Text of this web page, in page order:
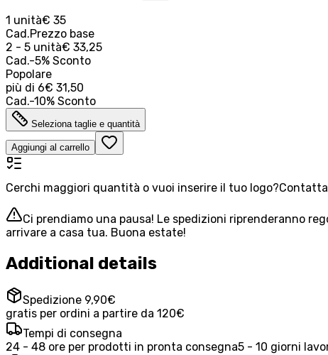
1 unità€ 35
Cad.Prezzo base
2 - 5 unità€ 33,25
Cad.-5% Sconto
Popolare
più di 6€ 31,50
Cad.-10% Sconto
Seleziona taglie e quantità
Aggiungi al carrello
Cerchi maggiori quantità o vuoi inserire il tuo logo?
Ci prendiamo una pausa! Le spedizioni riprenderanno
arrivare a casa tua. Buona estate!
Additional details
Spedizione 9,90€
gratis per ordini a partire da 120€
Tempi di consegna
24 - 48 ore per prodotti in pronta consegna5 - 10 giorni